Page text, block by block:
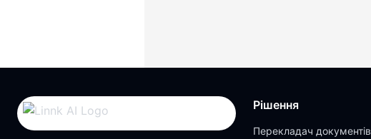
Рішення
Перекладач документів